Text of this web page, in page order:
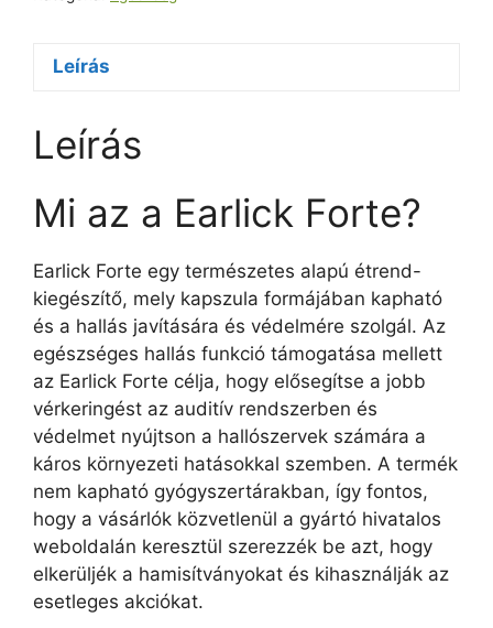
Leírás
Leírás
Mi az a Earlick Forte?
Earlick Forte egy természetes alapú étrend-
kiegészítő, mely kapszula formájában kapható
és a hallás javítására és védelmére szolgál. Az
egészséges hallás funkció támogatása mellett
az Earlick Forte célja, hogy elősegítse a jobb
vérkeringést az auditív rendszerben és
védelmet nyújtson a hallószervek számára a
káros környezeti hatásokkal szemben. A termék
nem kapható gyógyszertárakban, így fontos,
hogy a vásárlók közvetlenül a gyártó hivatalos
weboldalán keresztül szerezzék be azt, hogy
elkerüljék a hamisítványokat és kihasználják az
esetleges akciókat.